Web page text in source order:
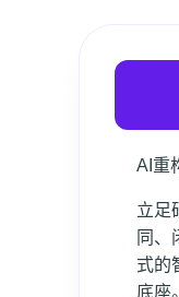
AI重
立足
同、
式的
底座。